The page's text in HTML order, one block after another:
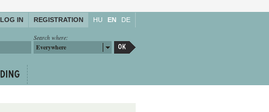
LOG IN REGISTRATION HU EN DE
Search where:
Everywhere